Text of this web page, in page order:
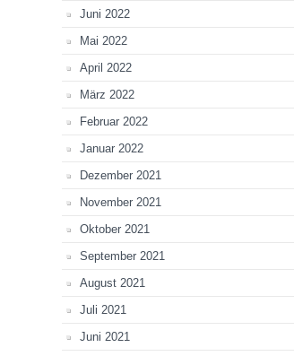
Juni 2022
Mai 2022
April 2022
März 2022
Februar 2022
Januar 2022
Dezember 2021
November 2021
Oktober 2021
September 2021
August 2021
Juli 2021
Juni 2021